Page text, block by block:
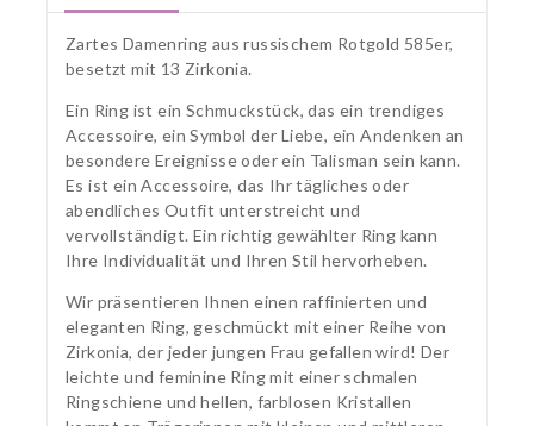
Zartes Damenring aus russischem Rotgold 585er,
besetzt mit 13 Zirkonia.
Ein Ring ist ein Schmuckstück, das ein trendiges
Accessoire, ein Symbol der Liebe, ein Andenken an
besondere Ereignisse oder ein Talisman sein kann.
Es ist ein Accessoire, das Ihr tägliches oder
abendliches Outfit unterstreicht und
vervollständigt. Ein richtig gewählter Ring kann
Ihre Individualität und Ihren Stil hervorheben.
Wir präsentieren Ihnen einen raffinierten und
eleganten Ring, geschmückt mit einer Reihe von
Zirkonia, der jeder jungen Frau gefallen wird! Der
leichte und feminine Ring mit einer schmalen
Ringschiene und hellen, farblosen Kristallen